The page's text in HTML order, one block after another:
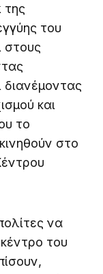
της
του
στους
και
το
στο
να
του